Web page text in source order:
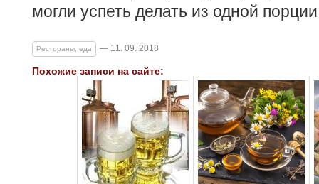
могли успеть делать из одной
Рестораны, еда — 11. 09. 2018
Похожие записи на сайте: